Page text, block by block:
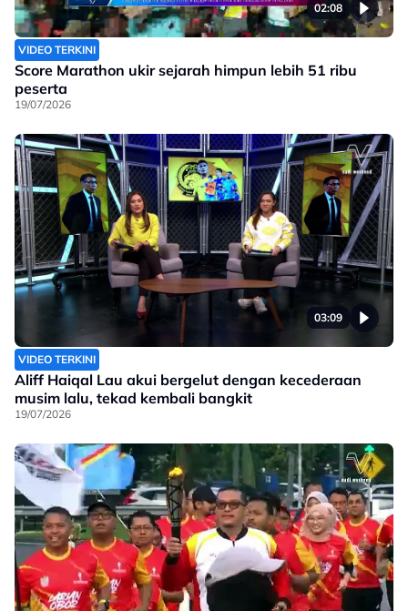
02:08
VIDEO TERKINI
Score Marathon ukir sejarah himpun lebih 51 ribu
peserta
19/07/2026
03:09
VIDEO TERKINI
Aliff Haiqal Lau akui bergelut dengan kecederaan
musim lalu, tekad kembali bangkit
19/07/2026